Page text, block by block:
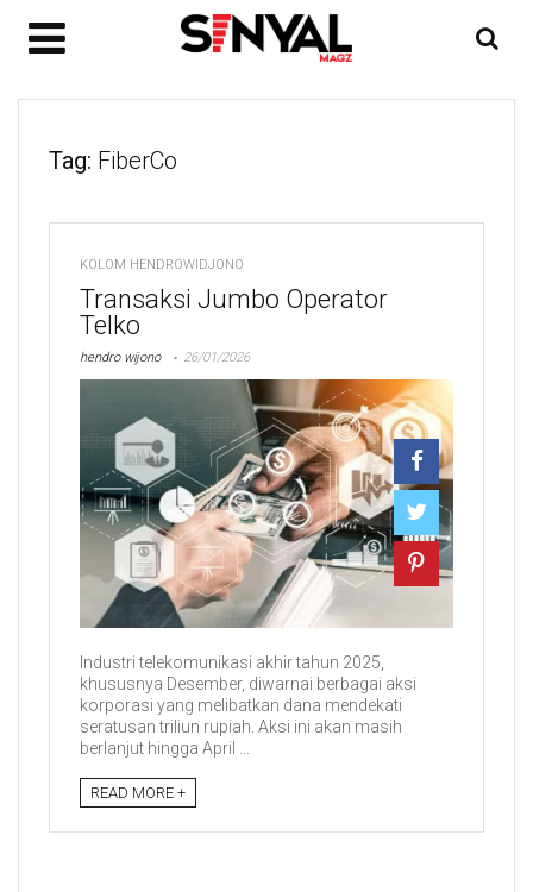
Tag: FiberCo
KOLOM HENDROWIDJONO
Transaksi Jumbo Operator
Telko
hendro wijono 26/01/2026
Industri telekomunikasi akhir tahun 2025,
khususnya Desember, diwarnai berbagai aksi
korporasi yang melibatkan dana mendekati
seratusan triliun rupiah. Aksi ini akan masih
berlanjut hingga April ...
READ MORE +